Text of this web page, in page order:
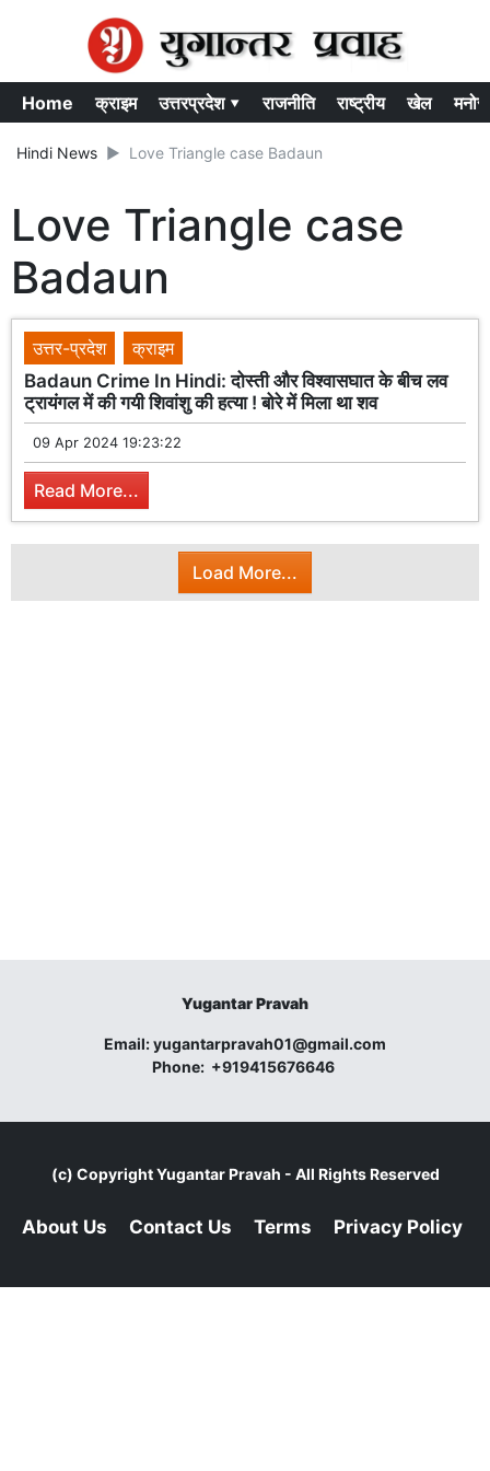
Home क्राइम उत्तरप्रदेश ▾ राजनीति राष्ट्रीय खेल
Hindi News Love Triangle case Badaun
Love Triangle case
Badaun
उत्तर-प्रदेश
क्राइम
Badaun Crime In Hindi: दोस्ती और विश्वासघात के बीच लव
ट्रायंगल में की गयी शिवांशु की हत्या ! बोरे में मिला था शव
09 Apr 2024 19:23:22
Read More...
Load More...
Yugantar Pravah
Email:yugantarpravah01@gmail.com
Phone: +919415676646
(c) CopyrightYugantar Pravah - All Rights Reserved
About Us Contact Us Terms Privacy Policy